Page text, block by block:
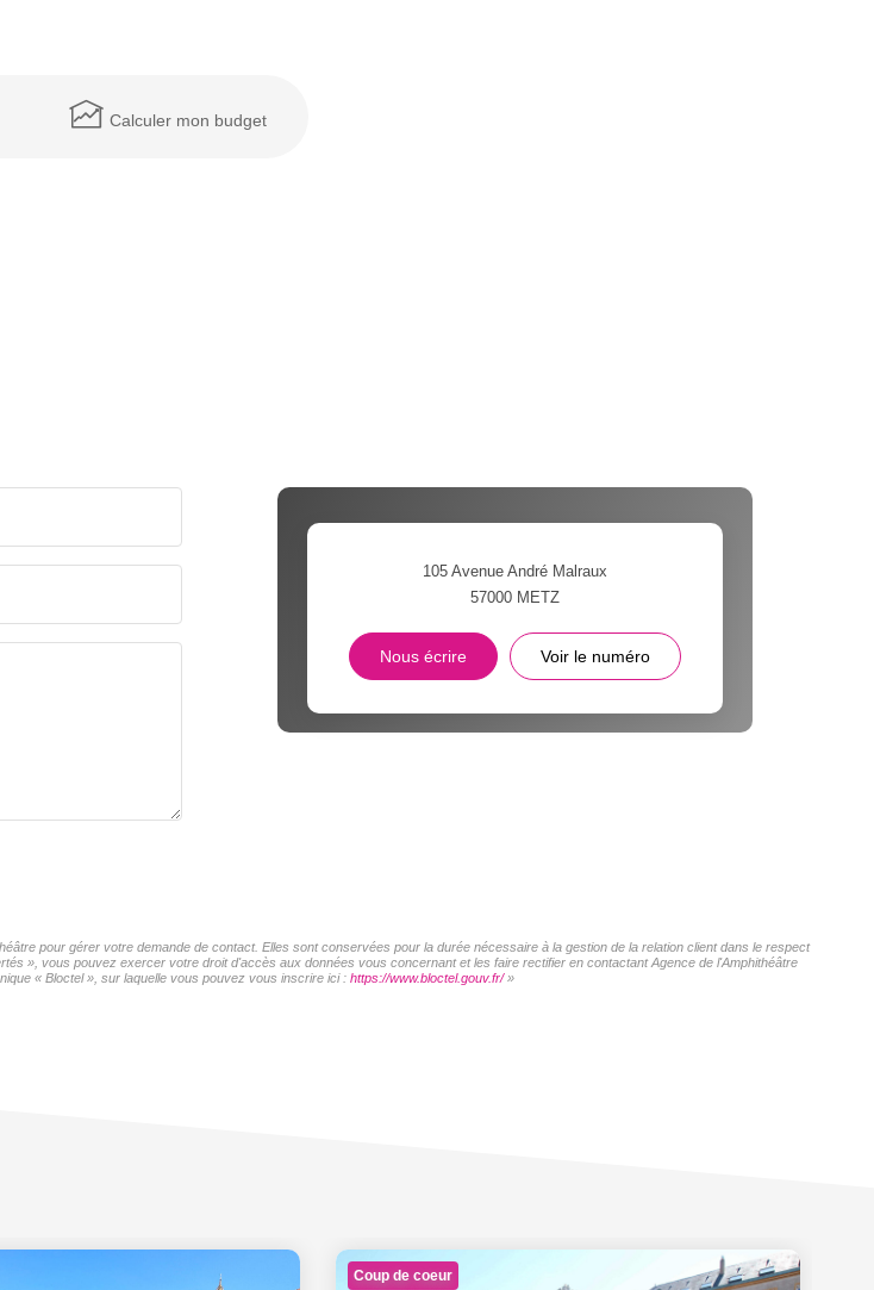
Calculer mon budget
105 Avenue André Malraux
57000 METZ
Nous écrire Voir le numéro
pour gérer votre demande de contact. Elles sont conservées pour la durée nécessaire à la gestion de la relation client dans le respect
», vous pouvez exercer votre droit d'accès aux données vous concernant et les faire rectifier en contactant Agence de l'Amphithéâtre
« Bloctel », sur laquelle vous pouvez vous inscrire ici : https://www.bloctel.gouv.fr/»
Coup de coeur